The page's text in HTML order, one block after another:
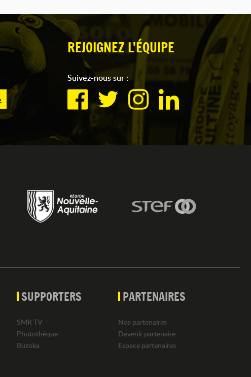
REJOIGNEZ L'ÉQUIPE
Suivez-nous sur :
SUPPORTERS
SMR TV
Photothèque
Buzoka
PARTENAIRES
Nos partenaires
Devenir partenaire
Espace partenaires